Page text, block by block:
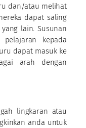
dan/atau melihat
dapat saling
lain. Susunan
kepada
dapat masuk ke
arah dengan
lingkaran atau
anda untuk